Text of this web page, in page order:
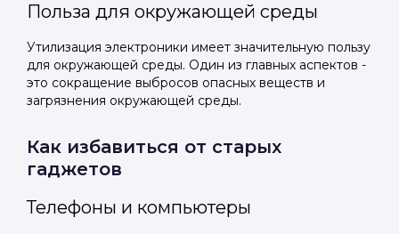
Польза для окружающей среды
Утилизация электроники имеет значительную пользу
для окружающей среды. Один из главных аспектов -
это сокращение выбросов опасных веществ и
загрязнения окружающей среды.
Как избавиться от старых
гаджетов
Телефоны и компьютеры